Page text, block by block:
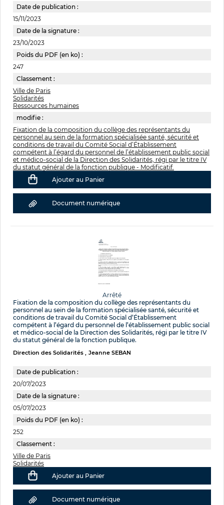
Date de publication :
15/11/2023
Date de la signature :
23/10/2023
Poids du PDF (en ko) :
247
Classement :
Ville de Paris
Solidarités
Ressources humaines
modifie :
Fixation de la composition du collège des représentants du
personnel au sein de la formation spécialisée santé, sécurité et
conditions de travail du Comité Social d’Établissement
compétent à l’égard du personnel de l’établissement public social
et médico-social de la Direction des Solidarités, régi par le titre IV
du statut général de la fonction publique - Modificatif.
Ajouter au Panier
Document numérique
Arrêté
Fixation de la composition du collège des représentants du
personnel au sein de la formation spécialisée santé, sécurité et
conditions de travail du Comité Social d’Établissement
compétent à l’égard du personnel de l’établissement public social
et médico-social de la Direction des Solidarités, régi par le titre IV
du statut général de la fonction publique.
Direction des Solidarités Jeanne SEBAN
Date de publication :
20/07/2023
Date de la signature :
05/07/2023
Poids du PDF (en ko) :
252
Classement :
Ville de Paris
Solidarités
Ajouter au Panier
Document numérique